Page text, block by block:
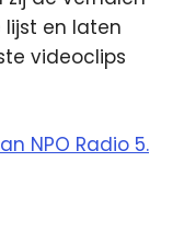
en laten
videoclips
NPO Radio 5.